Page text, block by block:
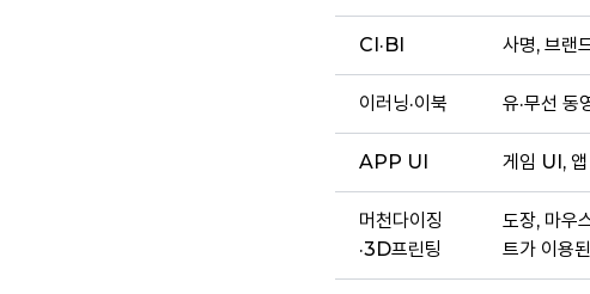
CI·BI 사명, 브랜
이러닝·이북 유·무선 동
APP UI 게임 UI,
머천다이징
·3D프린팅
도장, 마우
트가 이용